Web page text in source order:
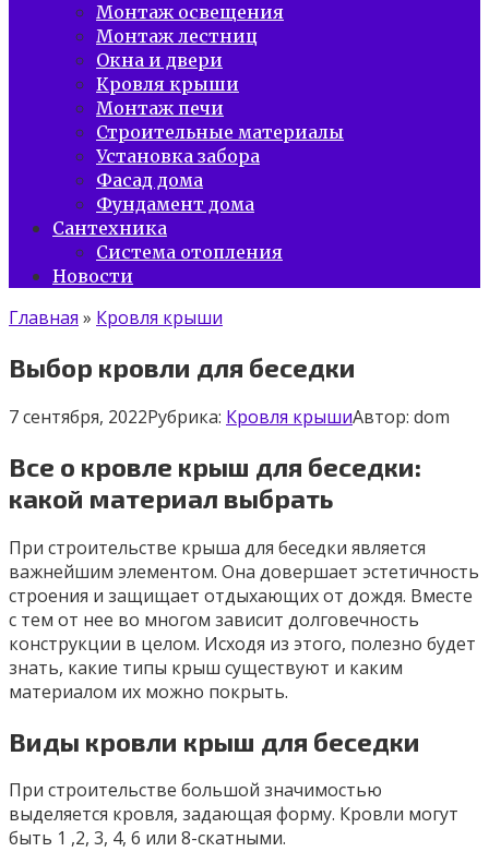
Монтаж освещения
Монтаж лестниц
Окна и двери
Кровля крыши
Монтаж печи
Строительные материалы
Установка забора
Фасад дома
Фундамент дома
Сантехника
Система отопления
Новости
Главная » Кровля крыши
Выбор кровли для беседки
7 сентября, 2022Рубрика: Кровля крышиАвтор: dom
Все о кровле крыш для беседки:
какой материал выбрать
При строительстве крыша для беседки является
важнейшим элементом. Она довершает эстетичность
строения и защищает отдыхающих от дождя. Вместе
с тем от нее во многом зависит долговечность
конструкции в целом. Исходя из этого, полезно будет
знать, какие типы крыш существуют и каким
материалом их можно покрыть.
Виды кровли крыш для беседки
При строительстве большой значимостью
выделяется кровля, задающая форму. Кровли могут
быть 1 ,2, 3, 4, 6 или 8-скатными.